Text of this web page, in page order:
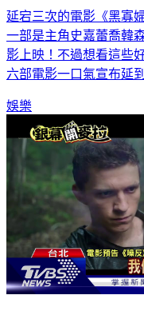
延宕三次的電影《黑寡
一部是主角史嘉蕾喬韓
影上映！不過想看這些
六部電影一口氣宣布延
娛樂